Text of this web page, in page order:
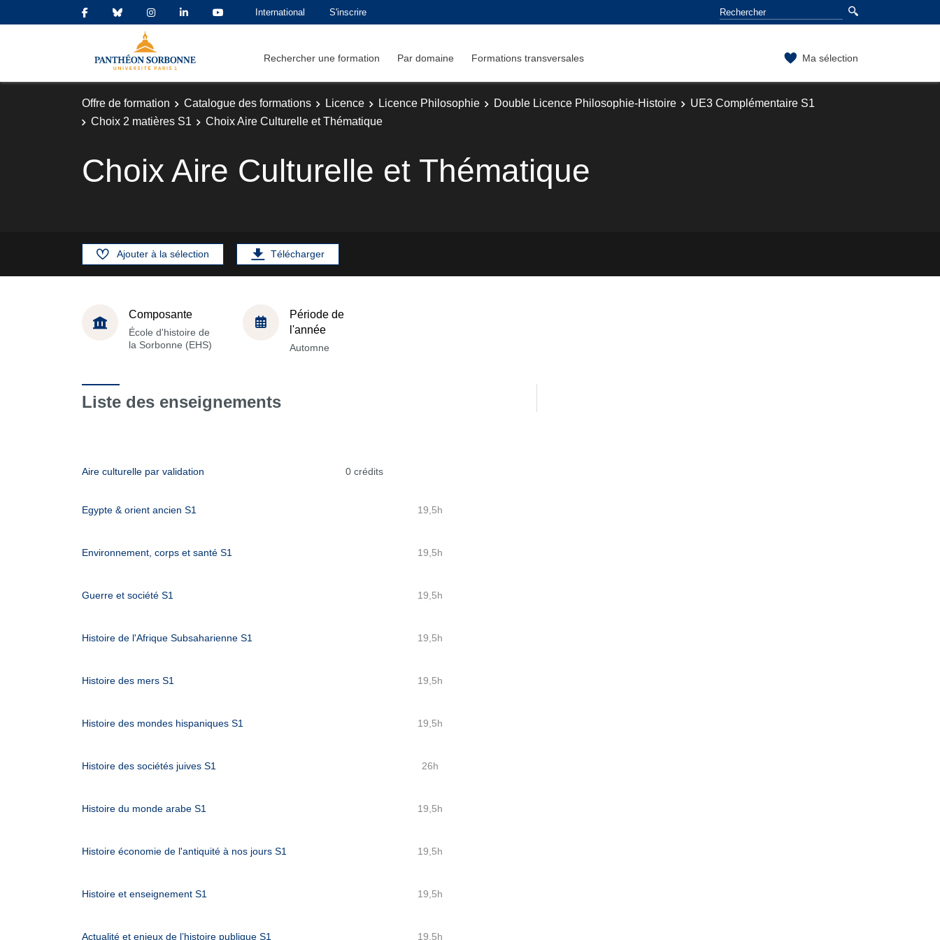
International S'inscrire
Rechercher une formation Par domaine Formations transversales Ma sélection
Offre de formation Catalogue des formations Licence Licence Philosophie Double Licence Philosophie-Histoire
UE3 Complémentaire S1
Choix 2 matières S1
Choix Aire Culturelle et Thématique
Choix Aire Culturelle et Thématique
Ajouter à la sélection Télécharger
Composante
École d'histoire de
la Sorbonne (EHS)
Période de
l'année
Automne
Liste des enseignements
Aire culturelle par validation 0 crédits
Egypte & orient ancien S1 19,5h
Environnement, corps et santé S1 19,5h
Guerre et société S1 19,5h
Histoire de l'Afrique Subsaharienne S1 19,5h
Histoire des mers S1 19,5h
Histoire des mondes hispaniques S1 19,5h
Histoire des sociétés juives S1 26h
Histoire du monde arabe S1 19,5h
Histoire économie de l'antiquité à nos jours S1 19,5h
Histoire et enseignement S1 19,5h
Actualité et enjeux de l’histoire publique S1 19,5h